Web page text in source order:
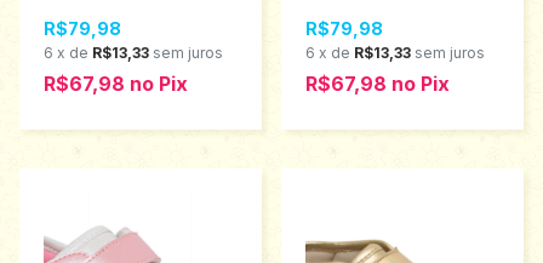
R$79,98
6 x de R$13,33 sem juros
R$67,98 no Pix
R$79,98
6 x de R$13,33 sem juros
R$67,98 no Pix